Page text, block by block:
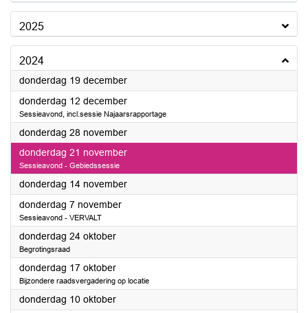
2025
2024
donderdag 19 december2024
donderdag 12 december2024
Sessieavond, incl.sessie Najaarsrapportage
donderdag 28 november2024
donderdag 21 november2024
Sessieavond - Gebiedssessie
donderdag 14 november2024
donderdag 7 november2024
Sessieavond - VERVALT
donderdag 24 oktober2024
Begrotingsraad
donderdag 17 oktober2024
Bijzondere raadsvergadering op locatie
donderdag 10 oktober2024